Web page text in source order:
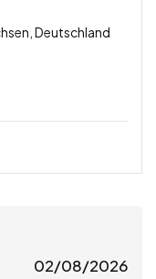
Deutschland
02/08/2026